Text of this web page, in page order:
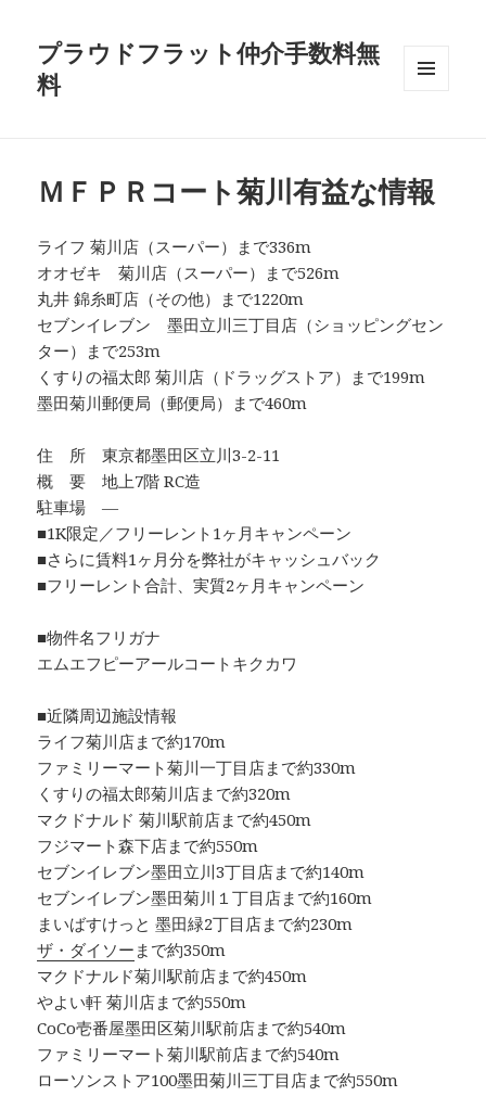
プラウドフラット仲介手数料無
料
ＭＦＰＲコート菊川有益な情報
ライフ 菊川店（スーパー）まで336m
オオゼキ 菊川店（スーパー）まで526m
丸井 錦糸町店（その他）まで1220m
セブンイレブン 墨田立川三丁目店（ショッピングセン
ター）まで253m
くすりの福太郎 菊川店（ドラッグストア）まで199m
墨田菊川郵便局（郵便局）まで460m
住 所 東京都墨田区立川3-2-11
概 要 地上7階 RC造
駐車場 ―
■1K限定／フリーレント1ヶ月キャンペーン
■さらに賃料1ヶ月分を弊社がキャッシュバック
■フリーレント合計、実質2ヶ月キャンペーン
■物件名フリガナ
エムエフピーアールコートキクカワ
■近隣周辺施設情報
ライフ菊川店まで約170m
ファミリーマート菊川一丁目店まで約330m
くすりの福太郎菊川店まで約320m
マクドナルド 菊川駅前店まで約450m
フジマート森下店まで約550m
セブンイレブン墨田立川3丁目店まで約140m
セブンイレブン墨田菊川１丁目店まで約160m
まいばすけっと 墨田緑2丁目店まで約230m
ザ・ダイソー まで約350m
マクドナルド菊川駅前店まで約450m
やよい軒 菊川店まで約550m
CoCo壱番屋墨田区菊川駅前店まで約540m
ファミリーマート菊川駅前店まで約540m
ローソンストア100墨田菊川三丁目店まで約550m